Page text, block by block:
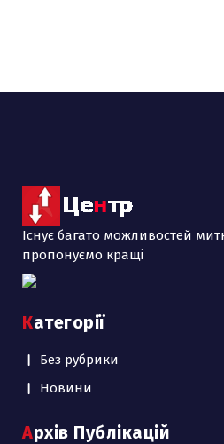
Існує багато можливостей
пропонуємо кращі
Категорії
Без рубрики
Новини
Архів Публікацій